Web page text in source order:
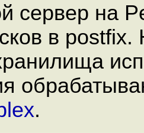
сервер на
в
.